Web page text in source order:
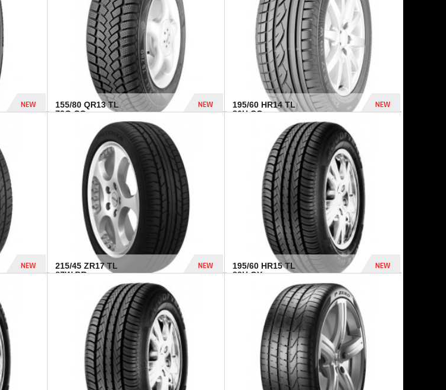
NEW
1 182 Dhs
155/80 QR13 TL
79Q CO...
NEW
195/60 HR14 TL
86H CO...
NEW
790 Dhs
NEW
837 Dhs
215/45 ZR17 TL
87W BR...
NEW
955 Dhs
195/60 HR15 TL
88H GY...
NEW